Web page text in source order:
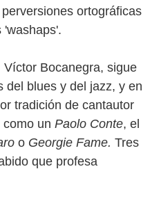
ortográficas
'washaps'.
Bocanegra, sigue
del blues y del jazz, y en
tradición de cantautor
un Paolo Conte, el
o Georgie Fame. Tres
que profesa